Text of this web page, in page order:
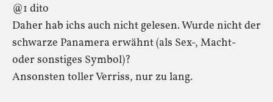
@1 dito
Daher hab ichs auch nicht gelesen. Wurde nicht der
schwarze Panamera erwähnt (als Sex-, Macht-
oder sonstiges Symbol)?
Ansonsten toller Verriss, nur zu lang.